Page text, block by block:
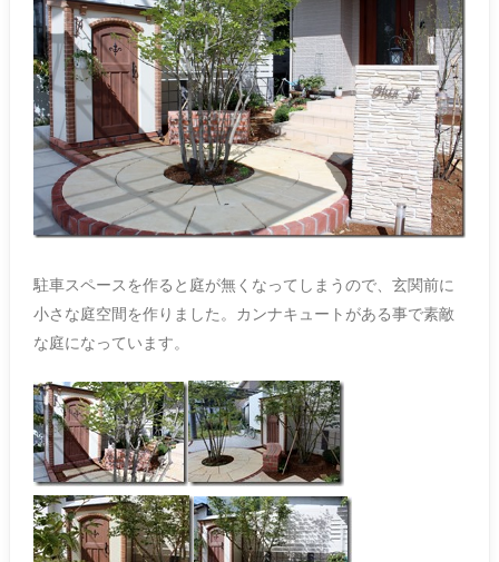
駐車スペースを作ると庭が無くなってしまうので、玄関前に
小さな庭空間を作りました。カンナキュートがある事で素敵
な庭になっています。